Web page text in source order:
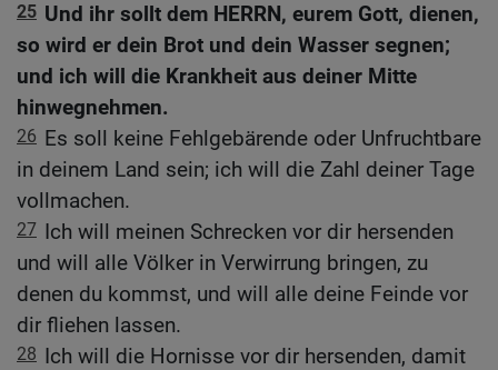
25 Und ihr sollt dem HERRN, eurem Gott, dienen,
so wird er dein Brot und dein Wasser segnen;
und ich will die Krankheit aus deiner Mitte
hinwegnehmen.
26 Es soll keine Fehlgebärende oder Unfruchtbare
in deinem Land sein; ich will die Zahl deiner Tage
vollmachen.
27 Ich will meinen Schrecken vor dir hersenden
und will alle Völker in Verwirrung bringen, zu
denen du kommst, und will alle deine Feinde vor
dir fliehen lassen.
28 Ich will die Hornisse vor dir hersenden, damit